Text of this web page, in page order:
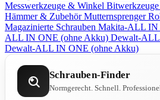
Messwerkzeuge & Winkel Bitwerkzeuge
Hämmer & Zubehör Mutternsprenger
Magazinierte Schrauben Makita-ALL IN
ALL IN ONE (ohne Akku) Dewalt-
Dewalt-ALL IN ONE (ohne Akku)
Schrauben-Finder
Normgerecht. Schnell.